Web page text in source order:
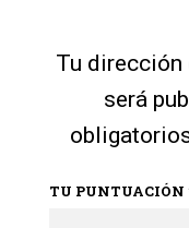
Tu dirección
será
TU PUNTUACIÓN